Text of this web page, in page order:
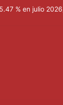
% en julio